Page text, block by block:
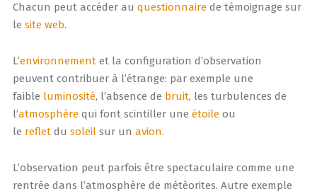
Chacun peut accéder au questionnairede témoignage sur
le site web.
L’environnementet la configuration d’observation
peuvent contribuer à l’étrange: par exemple une
faible luminosité, l’absence de bruit, les turbulences de
l’atmosphèrequi font scintiller une étoileou
le refletdu soleilsur un avion.
L’observation peut parfois être spectaculaire comme une
rentrée dans l’atmosphère de météorites. Autre exemple